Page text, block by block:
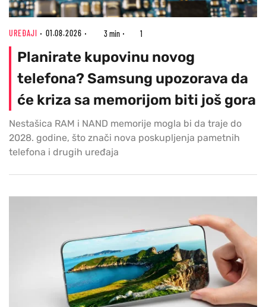
UREĐAJI 01.08.2026 3 min 1
Planirate kupovinu novog
telefona? Samsung upozorava da
će kriza sa memorijom biti još gora
Nestašica RAM i NAND memorije mogla bi da traje do
2028. godine, što znači nova poskupljenja pametnih
telefona i drugih uređaja